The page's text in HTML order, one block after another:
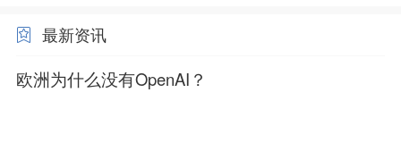
最新资讯
欧洲为什么没有OpenAI？